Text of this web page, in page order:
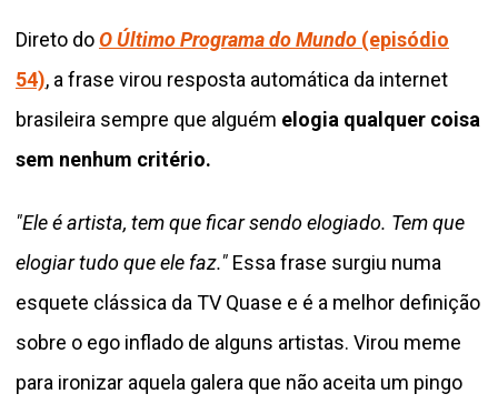
Direto doO Último Programa do Mundo (episódio
54), a frase virou resposta automática da internet
brasileira sempre que alguém elogia qualquer coisa
sem nenhum critério.
"Ele é artista, tem que ficar sendo elogiado. Tem que
elogiar tudo que ele faz." Essa frase surgiu numa
esquete clássica da TV Quase e é a melhor definição
sobre o ego inflado de alguns artistas. Virou meme
para ironizar aquela galera que não aceita um pingo